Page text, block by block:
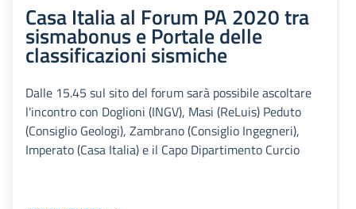
Casa Italia al Forum PA 2020 tra
sismabonus e Portale delle
classificazioni sismiche
Dalle 15.45 sul sito del forum sarà possibile ascoltare
l'incontro con Doglioni (INGV), Masi (ReLuis) Peduto
(Consiglio Geologi), Zambrano (Consiglio Ingegneri),
Imperato (Casa Italia) e il Capo Dipartimento Curcio